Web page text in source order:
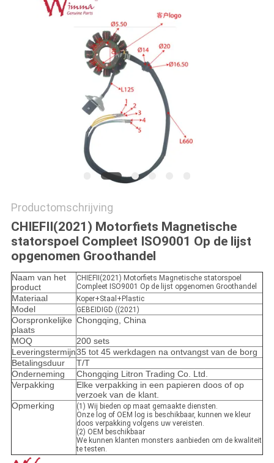
Productomschrijving
CHIEFII(2021) Motorfiets Magnetische
statorspoel Compleet ISO9001 Op de lijst
opgenomen Groothandel
Naam van het
product
CHIEFII(2021) Motorfiets Magnetische statorspoel
Compleet ISO9001 Op de lijst opgenomen Groothandel
Materiaal Koper+Staal+Plastic
Model GEBEIDIGD ((2021)
Oorspronkelijke
plaats
Chongqing, China
MOQ
200 sets
Leveringstermijn35 tot 45 werkdagen na ontvangst van de borg
Betalingsduur
T/T
Onderneming
Chongqing Litron Trading Co. Ltd.
Verpakking
Elke verpakking in een papieren doos of op
verzoek van de klant.
Opmerking
(1) Wij bieden op maat gemaakte diensten.
Onze log of OEM log is beschikbaar, kunnen we kleur
doos verpakking volgens uw vereisten.
(2) OEM beschikbaar
We kunnen klanten monsters aanbieden om de kwaliteit
te testen.